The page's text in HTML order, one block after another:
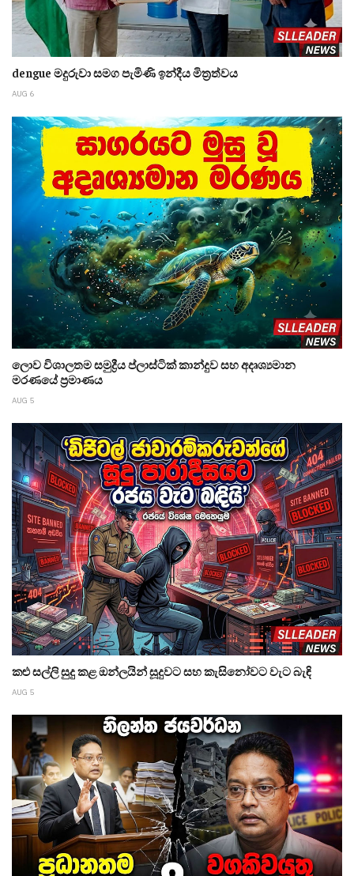
dengue මදුරුවා සමග පැමිණි ඉන්දීය මිත්‍රත්වය
AUG 6
ලොව විශාලතම සමුද්‍රීය ප්ලාස්ටික් කාන්දුව සහ අදෘශ්‍යමාන
මරණයේ ප්‍රමාණය
AUG 5
කළු සල්ලි සුදු කළ ඔන්ලයින් සූදුවට සහ කැසිනෝවට වැට බැඳි
AUG 5